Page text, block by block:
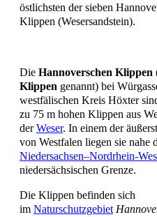
östlichsten der sieben
Klippen (Wesersandstein).
Die Hannoverschen Klippen
Klippen genannt) bei
westfälischen Kreis Höxter
zu 75 m hohen Klippen aus
derWeser. In einem der
von Westfalen liegen sie nahe
Niedersachsen–Nordrhein-
niedersächsischen Grenze.
Die Klippen befinden sich
im Naturschutzgebiet